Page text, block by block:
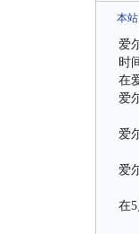
本
爱
时
在
爱
爱
爱
在